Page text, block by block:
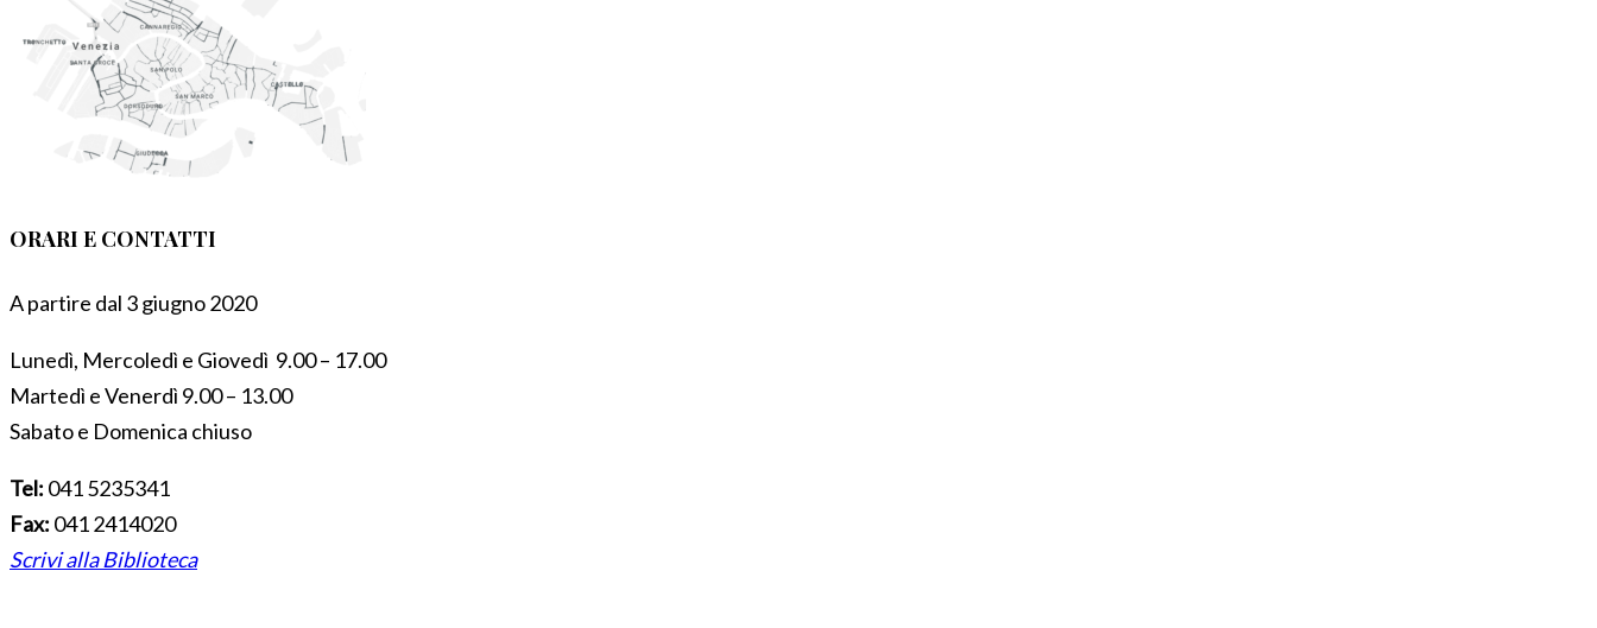
ORARI E CONTATTI
A partire dal 3 giugno 2020
Lunedì, Mercoledì e Giovedì 9.00 – 17.00
Martedì e Venerdì 9.00 – 13.00
Sabato e Domenica chiuso
Tel: 041 5235341
Fax: 041 2414020
Scrivi alla Biblioteca